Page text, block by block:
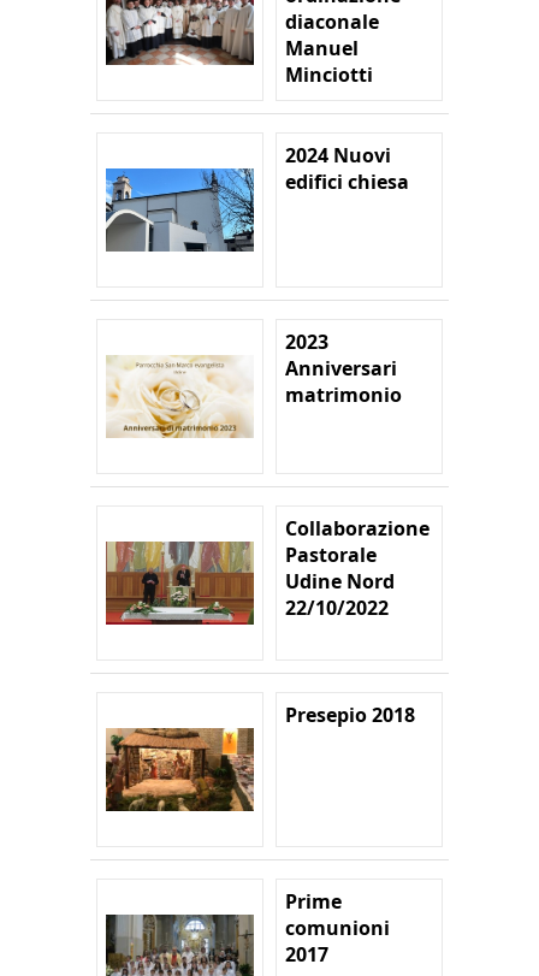
diaconale
Manuel
Minciotti
2024 Nuovi
edifici chiesa
2023
Anniversari
matrimonio
Collaborazione
Pastorale
Udine Nord
22/10/2022
Presepio 2018
Prime
comunioni
2017